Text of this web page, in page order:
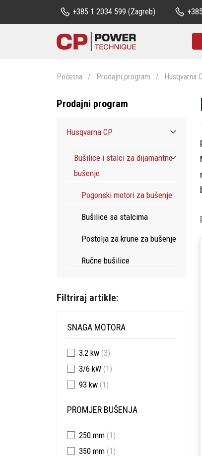
+385 1 2034 599 (Zagreb)
Početna Prodajni program Husqvarna
Prodajni program
Husqvarna CP
Bušilice i stalci za dijamantno
bušenje
Pogonski motori za bušenje
Bušilice sa stalcima
Postolja za krune za bušenje
Ručne bušilice
Filtriraj artikle:
SNAGA MOTORA
3.2 kw (3)
3/6 kW (1)
93 kw (1)
PROMJER BUŠENJA
250 mm (1)
350 mm (1)